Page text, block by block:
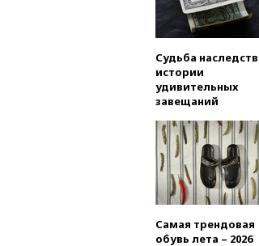
Судьба
истории
удивительных
завещаний
Самая трендовая
обувь лета – 2026